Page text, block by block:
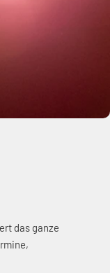
das ganze